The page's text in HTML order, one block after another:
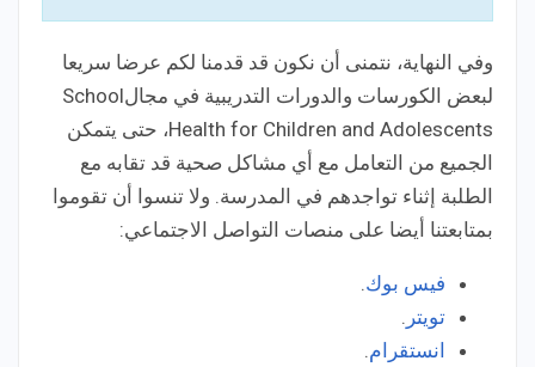
وفي النهاية، نتمنى أن نكون قد قدمنا لكم عرضا سريعا
لبعض الكورسات والدورات التدريبية في مجالSchool
Health for Children and Adolescents، حتى يتمكن
الجميع من التعامل مع أي مشاكل صحية قد تقابه مع
الطلبة إثناء تواجدهم في المدرسة. ولا تنسوا أن تقوموا
بمتابعتنا أيضا على منصات التواصل الاجتماعي:
فيس بوك.
تويتر .
انستقرام.